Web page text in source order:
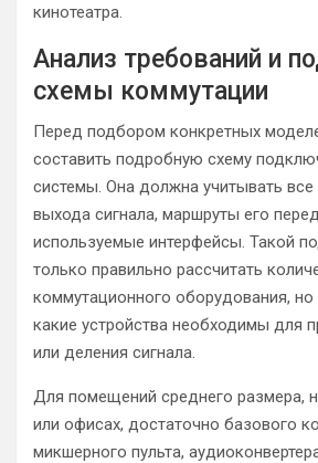
кинотеатра.
Анализ требований и
схемы коммутации
Перед подбором конкретных
составить подробную схему
системы. Она должна учитывать все
выхода сигнала, маршруты его
используемые интерфейсы. Такой
только правильно рассчитать
коммутационного оборудования, но
какие устройства необходимы для
или деления сигнала.
Для помещений среднего размера,
или офисах, достаточно базового
микшерного пульта,